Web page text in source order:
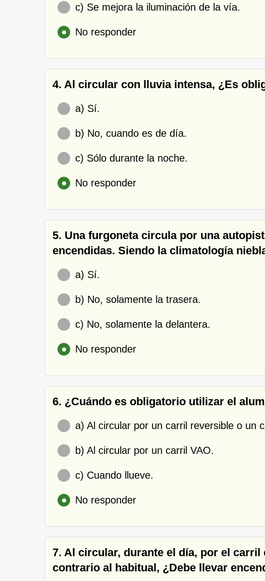
c) Se mejora la iluminación de la vía.
No responder
4. Al circular con lluvia intensa, ¿Es
a) Sí.
b) No, cuando es de día.
c) Sólo durante la noche.
No responder
5. Una furgoneta circula por una
encendidas. Siendo la climatología
a) Sí.
b) No, solamente la trasera.
c) No, solamente la delantera.
No responder
6. ¿Cuándo es obligatorio utilizar el
a) Al circular por un carril reversible o un
b) Al circular por un carril VAO.
c) Cuando llueve.
No responder
7. Al circular, durante el día, por el
contrario al habitual, ¿Debe llevar